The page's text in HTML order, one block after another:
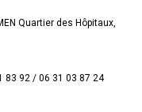
Quartier des Hôpitaux,
83 92 / 06 31 03 87 24